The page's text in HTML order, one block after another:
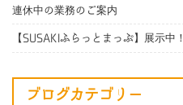
連休中の業務のご案内
【SUSAKIふらっとまっぷ】展示中！
ブログカテゴリー